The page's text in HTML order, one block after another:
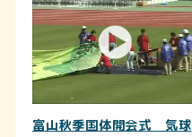
富山秋季国体開会式 気球